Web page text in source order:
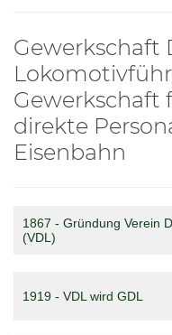
Gewerkschaft
Gewerkschaft
direkte
Eisenbahn
1867 - Gründung Verein
(VDL)
1919 - VDL wird GDL